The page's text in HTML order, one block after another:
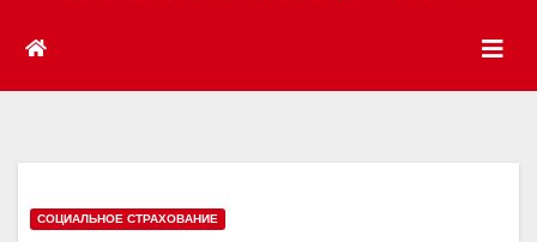
СОЦИАЛЬНОЕ СТРАХОВАНИЕ